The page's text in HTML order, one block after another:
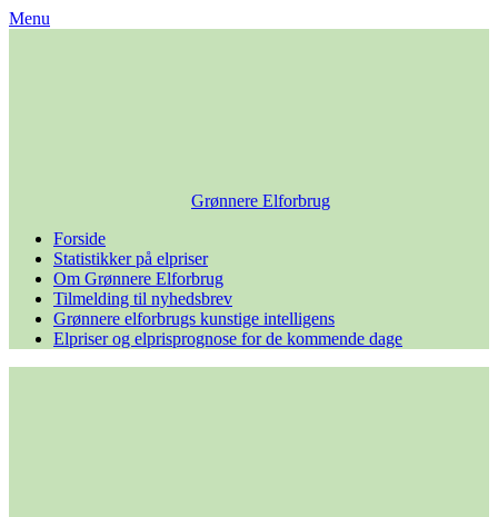
Skip
Menu
Grønnere Elforbrug
Forside
Statistikker på elpriser
Om Grønnere Elforbrug
Tilmelding til nyhedsbrev
Grønnere elforbrugs kunstige intelligens
Elpriser og elprisprognose for de kommende dage